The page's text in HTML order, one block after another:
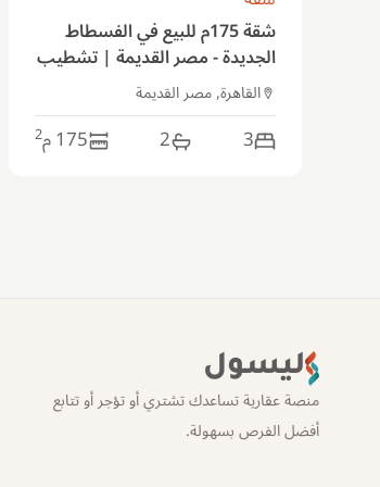
شقة 175م للبيع في الفسطاط
الجديدة - مصر القديمة | تشطيب
ألترا سوبر لوكس
القاهرة, مصر القديمة
3
2
175م2
ليسول
منصة عقارية تساعدك تشتري أو تؤجر أو تتابع
أفضل الفرص بسهولة.